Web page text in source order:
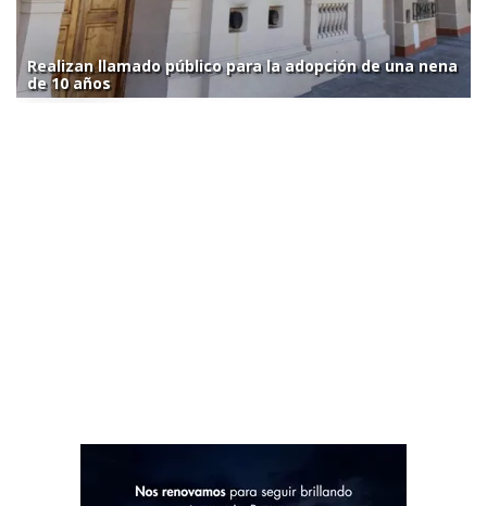
Realizan llamado público para la adopción de una nena
de 10 años